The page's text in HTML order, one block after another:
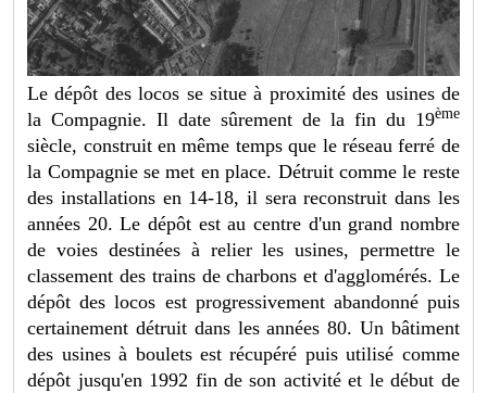
Le dépôt des locos se situe à proximité des usines de
la Compagnie. Il date sûrement de la fin du 19ème
siècle, construit en même temps que le réseau ferré de
la Compagnie se met en place. Détruit comme le reste
des installations en 14-18, il sera reconstruit dans les
années 20. Le dépôt est au centre d'un grand nombre
de voies destinées à relier les usines, permettre le
classement des trains de charbons et d'agglomérés. Le
dépôt des locos est progressivement abandonné puis
certainement détruit dans les années 80. Un bâtiment
des usines à boulets est récupéré puis utilisé comme
dépôt jusqu'en 1992 fin de son activité et le début de